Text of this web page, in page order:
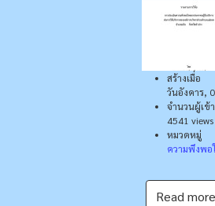
สร้างเมื่อ
วันอังคาร,
จำนวนผู้เข้
4541 views
หมวดหมู่
ความพึงพอ
Read